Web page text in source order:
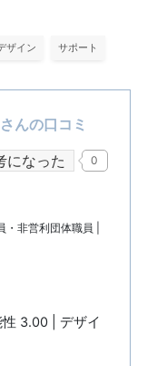
ザイン サポート
んの口コミ
になった 0
非営利団体職員 |
3.00 | デザイ